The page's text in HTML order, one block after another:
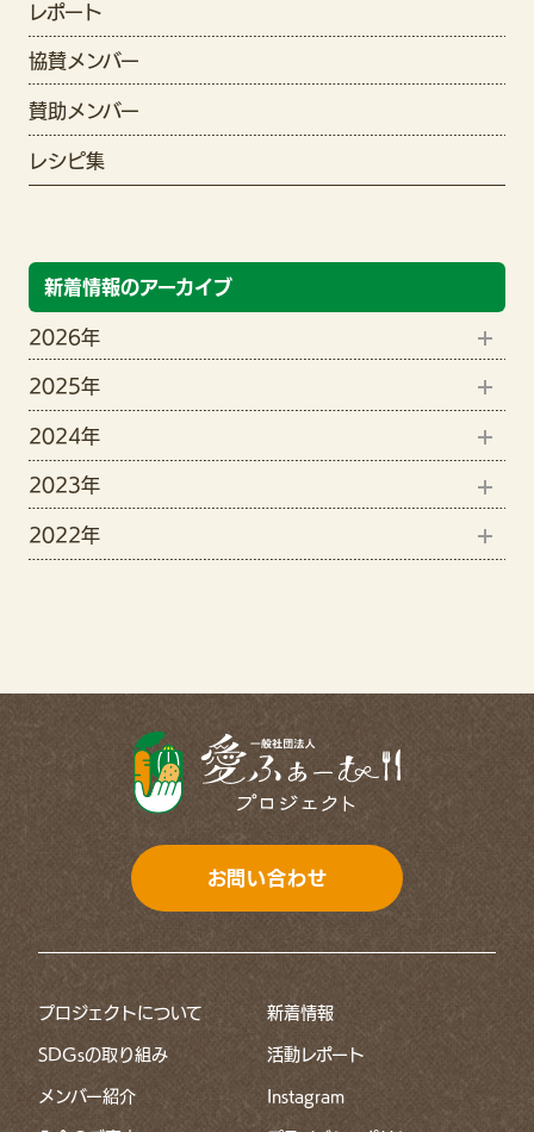
レポート
協賛メンバー
賛助メンバー
レシピ集
新着情報のアーカイブ
2026年
8月(1)
6月(2)
5月(3)
4月(3)
2025年
12月(1)
11月(1)
10月(2)
6月(1)
5月(2)
4月(2)
3月(3)
1月(2)
2024年
9月(1)
8月(4)
4月(7)
3月(4)
2月(5)
1月(12)
2023年
12月(15)
9月(11)
8月(5)
7月(8)
6月(11)
5月(8)
4月(8)
3月(5)
2月(9)
1月(7)
2022年
お問い合わせ
プロジェクトについて
SDGsの取り組み
メンバー紹介
新着情報
活動レポート
Instagram